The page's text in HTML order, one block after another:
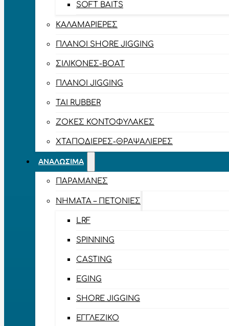
SOFT BAITS
ΚΑΛΑΜΑΡΙΈΡΕΣ
ΠΛΆΝΟΙ SHORE JIGGING
ΣΙΛΙΚΌΝΕΣ-BOAT
ΠΛΆΝΟΙ JIGGING
TAI RUBBER
ΖΌΚΕΣ ΚΟΝΤΟΦΎΛΑΚΕΣ
ΧΤΑΠΟΔΙΈΡΕΣ-ΘΡΑΨΑΛΙΈΡΕΣ
ΑΝΑΛΏΣΙΜΑ
ΠΑΡΑΜΆΝΕΣ
ΝΉΜΑΤΑ – ΠΕΤΟΝΙΈΣ
LRF
SPINNING
CASTING
EGING
SHORE JIGGING
ΕΓΓΛΈΖΙΚΟ